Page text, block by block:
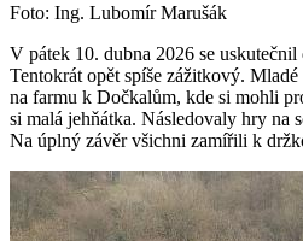
Foto: Ing. Lubomír Marušák
V pátek 10. dubna 2026 se
Tentokrát opět spíše zážitkový.
na farmu k Dočkalům, kde si mohli
si malá jehňátka. Následovaly hry na
Na úplný závěr všichni zamířili k